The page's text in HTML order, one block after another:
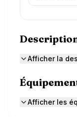
Afficher la
Afficher les